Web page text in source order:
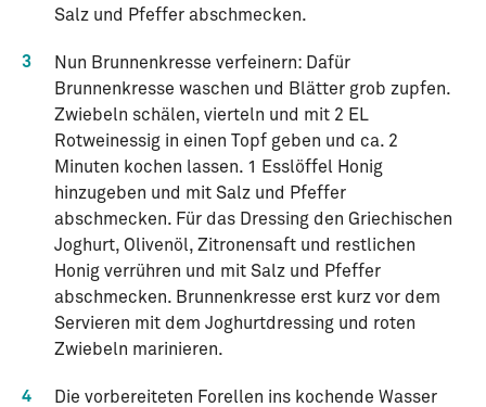
Salz und Pfeffer abschmecken.
3
Nun Brunnenkresse verfeinern: Dafür
Brunnenkresse waschen und Blätter grob zupfen.
Zwiebeln schälen, vierteln und mit 2 EL
Rotweinessig in einen Topf geben und ca. 2
Minuten kochen lassen. 1 Esslöffel Honig
hinzugeben und mit Salz und Pfeffer
abschmecken. Für das Dressing den Griechischen
Joghurt, Olivenöl, Zitronensaft und restlichen
Honig verrühren und mit Salz und Pfeffer
abschmecken. Brunnenkresse erst kurz vor dem
Servieren mit dem Joghurtdressing und roten
Zwiebeln marinieren.
4
Die vorbereiteten Forellen ins kochende Wasser